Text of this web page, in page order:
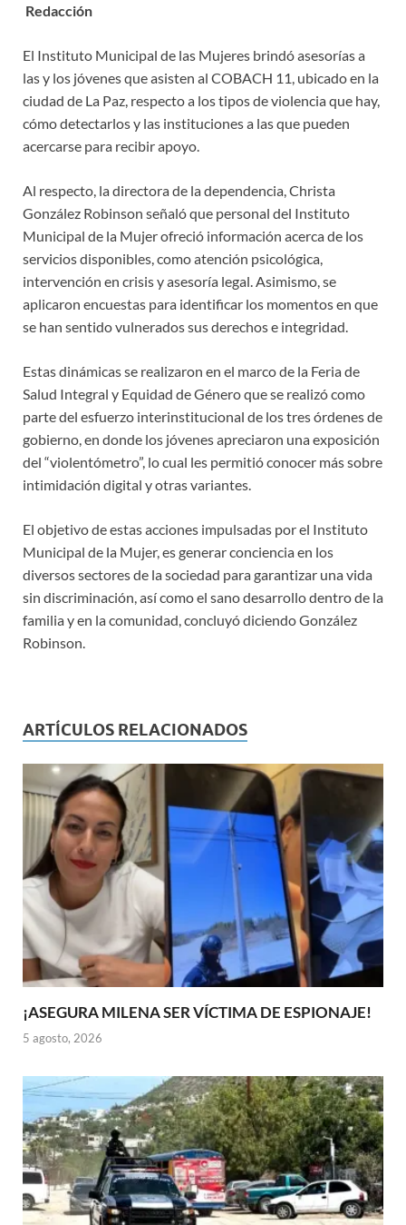
Redacción
El Instituto Municipal de las Mujeres brindó asesorías a
las y los jóvenes que asisten al COBACH 11, ubicado en la
ciudad de La Paz, respecto a los tipos de violencia que hay,
cómo detectarlos y las instituciones a las que pueden
acercarse para recibir apoyo.
Al respecto, la directora de la dependencia, Christa
González Robinson señaló que personal del Instituto
Municipal de la Mujer ofreció información acerca de los
servicios disponibles, como atención psicológica,
intervención en crisis y asesoría legal. Asimismo, se
aplicaron encuestas para identificar los momentos en que
se han sentido vulnerados sus derechos e integridad.
Estas dinámicas se realizaron en el marco de la Feria de
Salud Integral y Equidad de Género que se realizó como
parte del esfuerzo interinstitucional de los tres órdenes de
gobierno, en donde los jóvenes apreciaron una exposición
del “violentómetro”, lo cual les permitió conocer más sobre
intimidación digital y otras variantes.
El objetivo de estas acciones impulsadas por el Instituto
Municipal de la Mujer, es generar conciencia en los
diversos sectores de la sociedad para garantizar una vida
sin discriminación, así como el sano desarrollo dentro de la
familia y en la comunidad, concluyó diciendo González
Robinson.
ARTÍCULOS RELACIONADOS
¡ASEGURA MILENA SER VÍCTIMA DE ESPIONAJE!
5 agosto, 2026